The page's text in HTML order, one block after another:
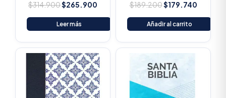
$314.900$265.900
Leer más
$189.200$179.740
Añadir al carrito
Original
price
was:
$16.500.
Current
$15.675.